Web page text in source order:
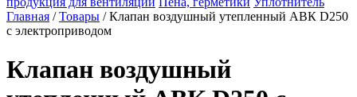
Главная /Товары /Клапан воздушный утепленный АВК D250
с электроприводом
Клапан воздушный